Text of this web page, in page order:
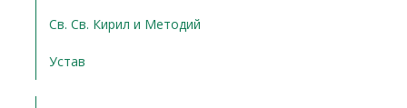
Св. Св. Кирил и Методий
Устав